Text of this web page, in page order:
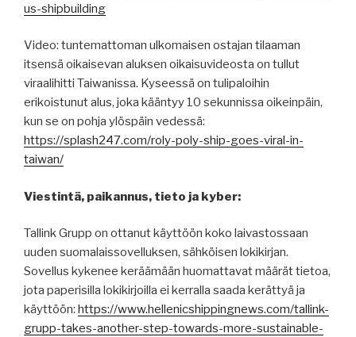
us-shipbuilding
Video: tuntemattoman ulkomaisen ostajan tilaaman
itsensä oikaisevan aluksen oikaisuvideosta on tullut
viraalihitti Taiwanissa. Kyseessä on tulipaloihin
erikoistunut alus, joka kääntyy 10 sekunnissa oikeinpäin,
kun se on pohja ylöspäin vedessä:
https://splash247.com/roly-poly-ship-goes-viral-in-
taiwan/
Viestintä, paikannus, tieto ja kyber:
Tallink Grupp on ottanut käyttöön koko laivastossaan
uuden suomalaissovelluksen, sähköisen lokikirjan.
Sovellus kykenee keräämään huomattavat määrät tietoa,
jota paperisilla lokikirjoilla ei kerralla saada kerättyä ja
käyttöön: https://www.hellenicshippingnews.com/tallink-
grupp-takes-another-step-towards-more-sustainable-